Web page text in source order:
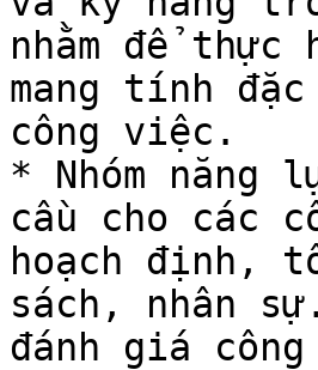
nhằm để
mang tính
công việc.
* Nhóm năng
cầu cho các
hoạch định,
sách, nhân
đánh giá